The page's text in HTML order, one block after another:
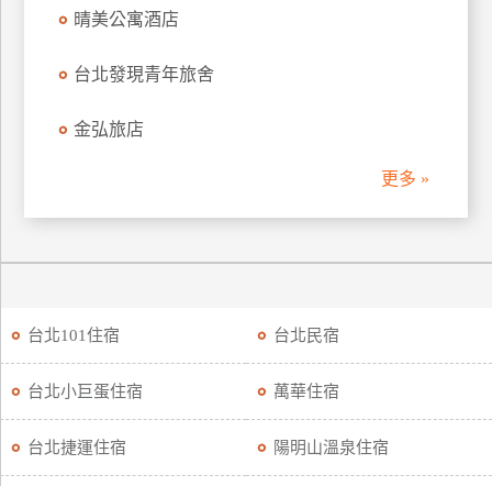
晴美公寓酒店
台北發現青年旅舍
金弘旅店
更多 »
台北101住宿 台北民宿
台北小巨蛋住宿 萬華住宿
台北捷運住宿 陽明山溫泉住宿